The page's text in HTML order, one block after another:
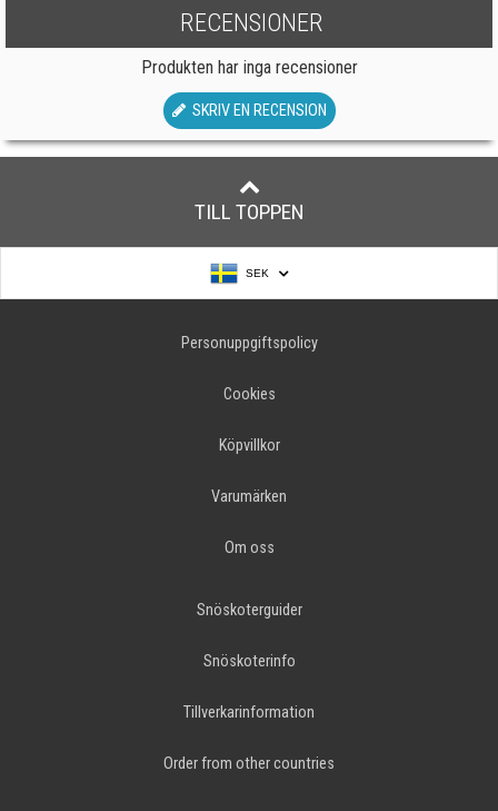
RECENSIONER
Produkten har inga recensioner
SKRIV EN RECENSION
TILL TOPPEN
SEK
Personuppgiftspolicy
Cookies
Köpvillkor
Varumärken
Om oss
Snöskoterguider
Snöskoterinfo
Tillverkarinformation
Order from other countries